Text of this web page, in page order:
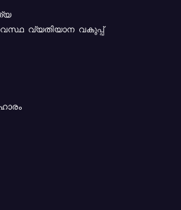
വ്യതിയാന വകുപ്പ്